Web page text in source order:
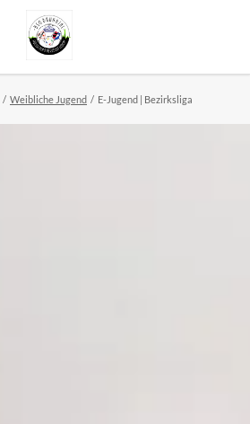
Weibliche Jugend E-Jugend | Bezirksliga